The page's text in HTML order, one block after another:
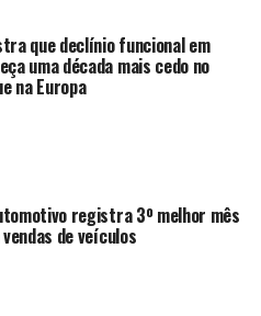
que declínio funcional em
uma década mais cedo no
na Europa
registra 3º melhor mês
de veículos